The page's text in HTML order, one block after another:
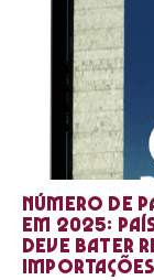
Número de
em 2025:
deve bater
importações